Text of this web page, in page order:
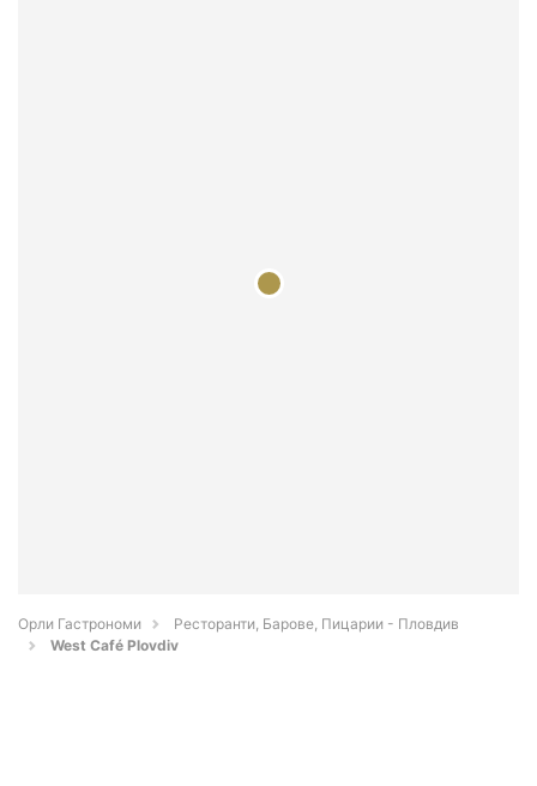
Орли Гастрономи
Ресторанти, Барове, Пицарии - Пловдив
West Café Plovdiv